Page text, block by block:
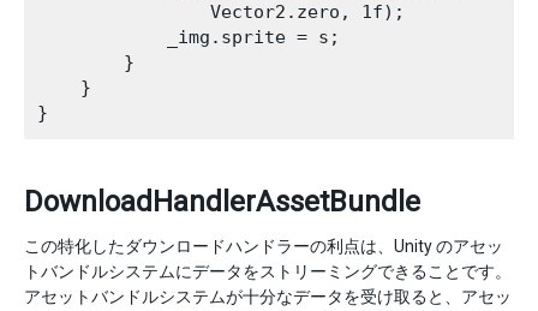
                Vector2.zero, 1f);
            _img.sprite = s;
        }
    }
DownloadHandlerAssetBundle
この特化したダウンロードハンドラーの利点は、Unity のアセッ
トバンドルシステムにデータをストリーミングできることです。
アセットバンドルシステムが十分なデータを受け取ると、アセッ